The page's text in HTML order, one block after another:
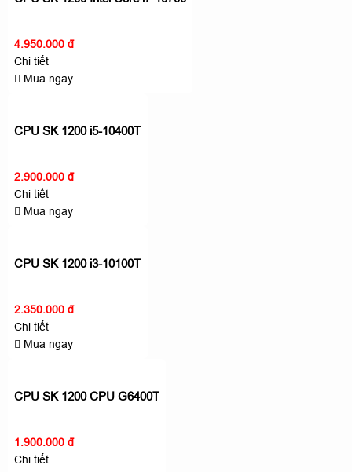
4.950.000 đ
Chi tiết
Mua ngay
CPU SK 1200 i5-10400T
2.900.000 đ
Chi tiết
Mua ngay
CPU SK 1200 i3-10100T
2.350.000 đ
Chi tiết
Mua ngay
CPU SK 1200 CPU G6400T
1.900.000 đ
Chi tiết